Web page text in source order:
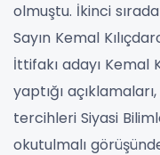
olmuştu. İkinci
Sayın Kemal
İttifakı adayı Kemal
yaptığı
tercihleri Siyasi
okutulmalı